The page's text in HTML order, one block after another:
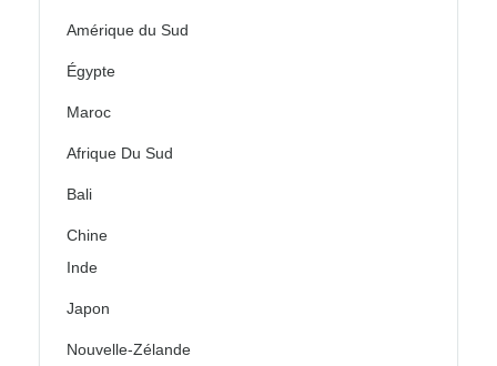
Amérique du Sud
Égypte
Maroc
Afrique Du Sud
Bali
Chine
Inde
Japon
Nouvelle-Zélande